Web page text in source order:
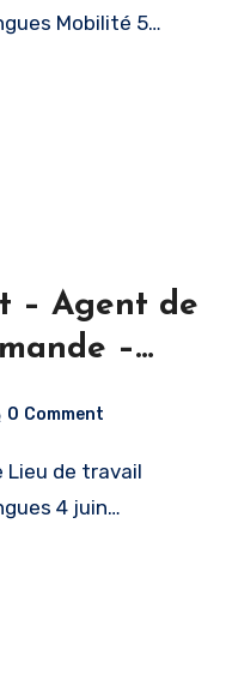
Mobilité 5…
– Agent de
–
0 Comment
4 juin…